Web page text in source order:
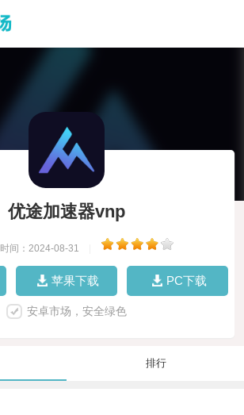
优途加速器vnp
时间：2024-08-31
苹果下载 PC下载
安卓市场，安全绿色
排行